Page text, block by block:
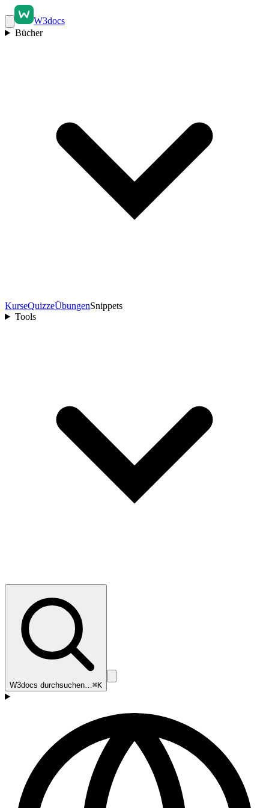
W3docs
Bücher
KurseQuizzeÜbungenSnippets
Tools
W3docs durchsuchen…⌘K